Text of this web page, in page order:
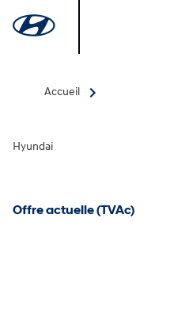
Accueil
Hyundai
Offre actuelle (TVAc)